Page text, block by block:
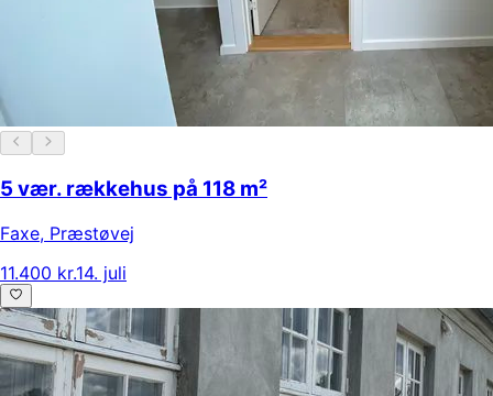
5 vær. rækkehus på 118 m²
Faxe, Præstøvej
11.400 kr.14. juli